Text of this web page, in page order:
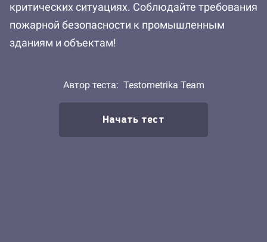
критических ситуациях. Соблюдайте требования
пожарной безопасности к промышленным
зданиям и объектам!
Автор теста: Testometrika Team
Начать тест